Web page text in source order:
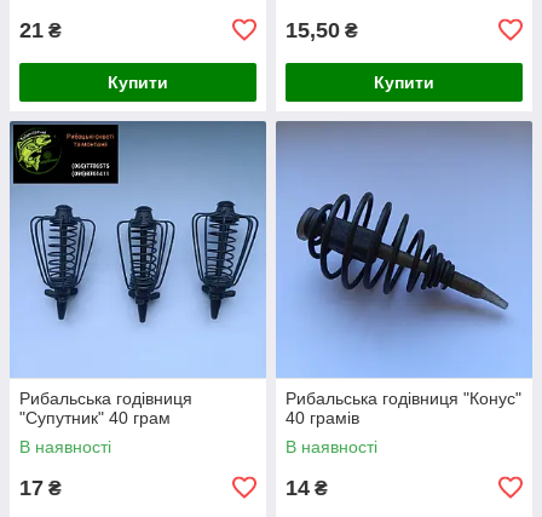
21 ₴
Купити
15,50 ₴
Купити
Рибальська годівниця
"Супутник" 40 грам
В наявності
17 ₴
Рибальська годівниця "Конус"
40 грамів
В наявності
14 ₴